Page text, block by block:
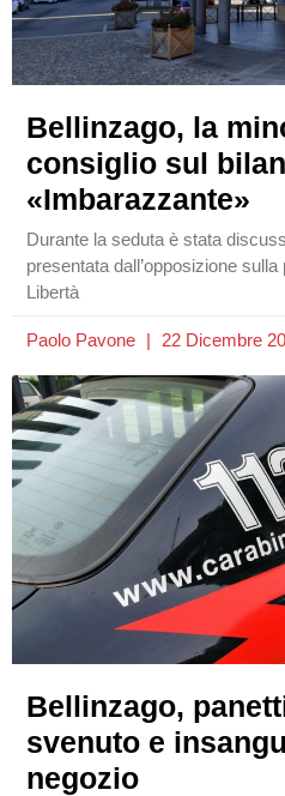
Bellinzago, la
consiglio sul
«Imbarazzante»
Durante la seduta è stata
presentata dall’opposizione
Libertà
Paolo Pavone 22 Dicembre
Bellinzago,
svenuto e
negozio